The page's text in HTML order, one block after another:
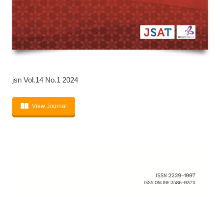
jsn Vol.14 No.1 2024
View Journal